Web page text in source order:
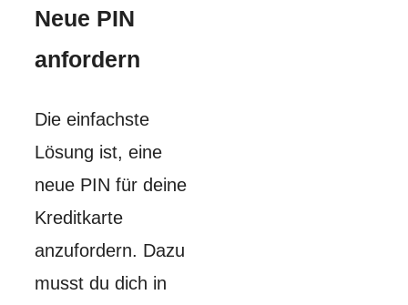
Neue PIN
anfordern
Die einfachste
Lösung ist, eine
neue PIN für deine
Kreditkarte
anzufordern. Dazu
musst du dich in